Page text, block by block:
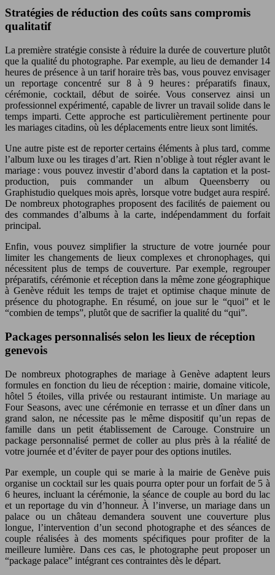
Stratégies de réduction des coûts sans compromis
qualitatif
La première stratégie consiste à réduire la durée de couverture plutôt
que la qualité du photographe. Par exemple, au lieu de demander 14
heures de présence à un tarif horaire très bas, vous pouvez envisager
un reportage concentré sur 8 à 9 heures : préparatifs finaux,
cérémonie, cocktail, début de soirée. Vous conservez ainsi un
professionnel expérimenté, capable de livrer un travail solide dans le
temps imparti. Cette approche est particulièrement pertinente pour
les mariages citadins, où les déplacements entre lieux sont limités.
Une autre piste est de reporter certains éléments à plus tard, comme
l’album luxe ou les tirages d’art. Rien n’oblige à tout régler avant le
mariage : vous pouvez investir d’abord dans la captation et la post-
production, puis commander un album Queensberry ou
Graphistudio quelques mois après, lorsque votre budget aura respiré.
De nombreux photographes proposent des facilités de paiement ou
des commandes d’albums à la carte, indépendamment du forfait
principal.
Enfin, vous pouvez simplifier la structure de votre journée pour
limiter les changements de lieux complexes et chronophages, qui
nécessitent plus de temps de couverture. Par exemple, regrouper
préparatifs, cérémonie et réception dans la même zone géographique
à Genève réduit les temps de trajet et optimise chaque minute de
présence du photographe. En résumé, on joue sur le “quoi” et le
“combien de temps”, plutôt que de sacrifier la qualité du “qui”.
Packages personnalisés selon les lieux de réception
genevois
De nombreux photographes de mariage à Genève adaptent leurs
formules en fonction du lieu de réception : mairie, domaine viticole,
hôtel 5 étoiles, villa privée ou restaurant intimiste. Un mariage au
Four Seasons, avec une cérémonie en terrasse et un dîner dans un
grand salon, ne nécessite pas le même dispositif qu’un repas de
famille dans un petit établissement de Carouge. Construire un
package personnalisé permet de coller au plus près à la réalité de
votre journée et d’éviter de payer pour des options inutiles.
Par exemple, un couple qui se marie à la mairie de Genève puis
organise un cocktail sur les quais pourra opter pour un forfait de 5 à
6 heures, incluant la cérémonie, la séance de couple au bord du lac
et un reportage du vin d’honneur. À l’inverse, un mariage dans un
palace ou un château demandera souvent une couverture plus
longue, l’intervention d’un second photographe et des séances de
couple réalisées à des moments spécifiques pour profiter de la
meilleure lumière. Dans ces cas, le photographe peut proposer un
“package palace” intégrant ces contraintes dès le départ.